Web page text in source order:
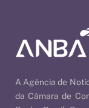
A Agência de
da Câmara de